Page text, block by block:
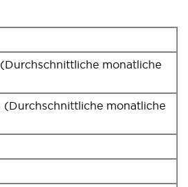
monatliche
monatliche